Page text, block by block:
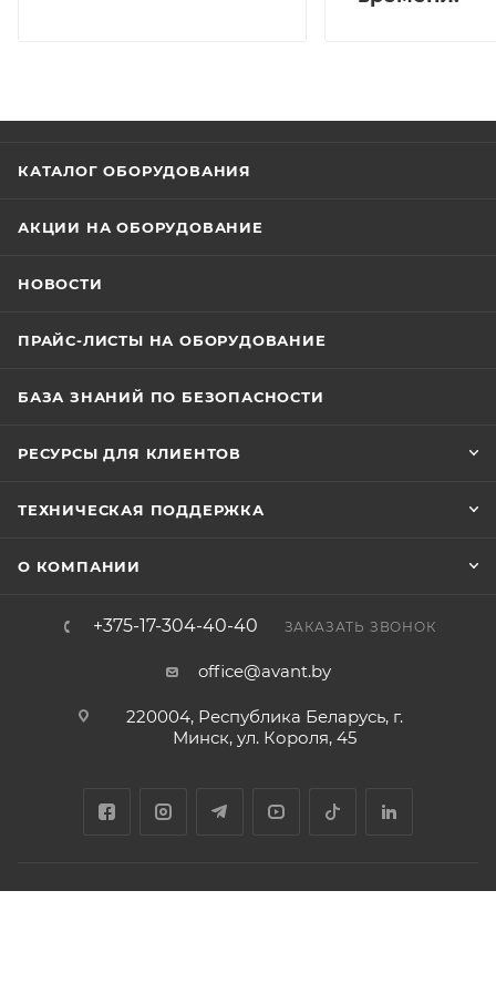
КАТАЛОГ ОБОРУДОВАНИЯ
АКЦИИ НА ОБОРУДОВАНИЕ
НОВОСТИ
ПРАЙС-ЛИСТЫ НА ОБОРУДОВАНИЕ
БАЗА ЗНАНИЙ ПО БЕЗОПАСНОСТИ
РЕСУРСЫ ДЛЯ КЛИЕНТОВ
ТЕХНИЧЕСКАЯ ПОДДЕРЖКА
О КОМПАНИИ
+375-17-304-40-40 ЗАКАЗАТЬ ЗВОНОК
office@avant.by
220004, Республика Беларусь, г.
Минск, ул. Короля, 45